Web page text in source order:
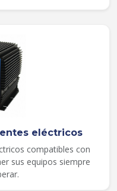
eléctricos
compatibles con
sus equipos siempre